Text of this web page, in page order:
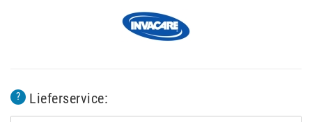
? Lieferservice: